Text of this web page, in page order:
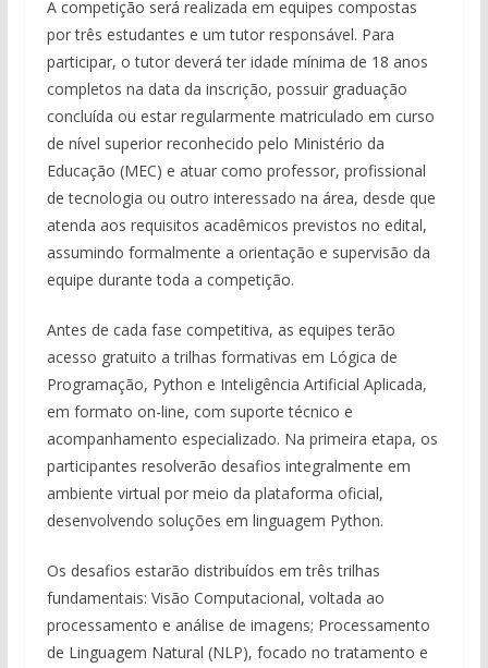
A competição será realizada em equipes compostas
por três estudantes e um tutor responsável. Para
participar, o tutor deverá ter idade mínima de 18 anos
completos na data da inscrição, possuir graduação
concluída ou estar regularmente matriculado em curso
de nível superior reconhecido pelo Ministério da
Educação (MEC) e atuar como professor, profissional
de tecnologia ou outro interessado na área, desde que
atenda aos requisitos acadêmicos previstos no edital,
assumindo formalmente a orientação e supervisão da
equipe durante toda a competição.
Antes de cada fase competitiva, as equipes terão
acesso gratuito a trilhas formativas em Lógica de
Programação, Python e Inteligência Artificial Aplicada,
em formato on-line, com suporte técnico e
acompanhamento especializado. Na primeira etapa, os
participantes resolverão desafios integralmente em
ambiente virtual por meio da plataforma oficial,
desenvolvendo soluções em linguagem Python.
Os desafios estarão distribuídos em três trilhas
fundamentais: Visão Computacional, voltada ao
processamento e análise de imagens; Processamento
de Linguagem Natural (NLP), focado no tratamento e